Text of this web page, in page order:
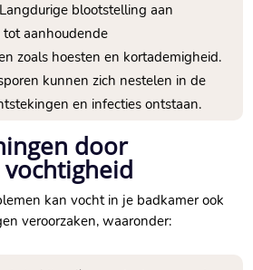
blootstelling aan
aanhoudende
zoals hoesten en kortademigheid.
kunnen zich nestelen in de
en infecties ontstaan.
door
kan vocht in je badkamer ook
veroorzaken, waaronder: